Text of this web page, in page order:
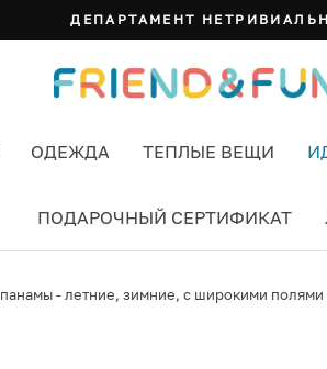
ДЕПАРТАМЕНТ
ОДЕЖДА ТЕПЛЫЕ ВЕЩИ
ПОДАРОЧНЫЙ СЕРТИФИКАТ
- летние, зимние, с широкими